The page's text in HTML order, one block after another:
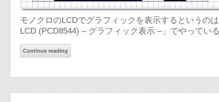
モノクロのLCDでグラフィックを表示するというの
LCD (PCD8544) – グラフィック表示 –」でやってい
Continue reading